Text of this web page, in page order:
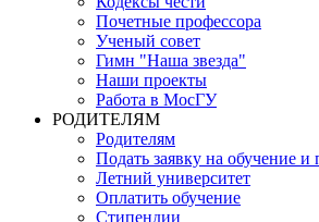
Почетные профессора
Ученый совет
Гимн "Наша звезда"
Наши проекты
Работа в МосГУ
РОДИТЕЛЯМ
Родителям
Подать заявку на обучение и
Летний университет
Оплатить обучение
Стипендии